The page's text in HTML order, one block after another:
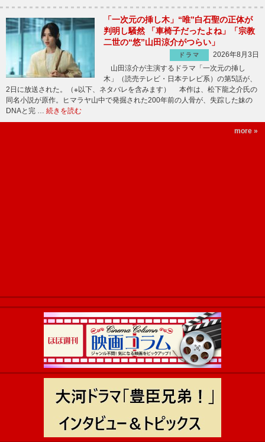
「一次元の挿し木」“唯”白石聖の正体が
判明し騒然 「車椅子だったよね」「宗教
二世の“悠”山田涼介がつらい」
ドラマ
2026年8月3日
山田涼介が主演するドラマ「一次元の挿し
木」（読売テレビ・日本テレビ系）の第5話が、
2日に放送された。（※以下、ネタバレを含みます） 本作は、松下龍之介氏の
同名小説が原作。ヒマラヤ山中で発掘された200年前の人骨が、失踪した妹の
DNAと完 … 続きを読む
more »